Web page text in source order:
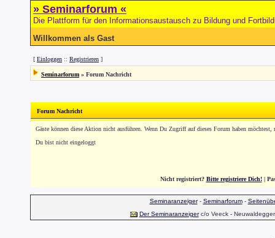
» Seminarforum «
Die Plattform für den Informationsaustausch zu Bildung und
Willkommen als Gast
[ Einloggen :: Registrieren ]
Seminarforum » Forum Nachricht
Forum Nachricht
Gäste können diese Aktion nicht ausführen. Wenn Du Zugriff auf dieses Forum haben
Du bist nicht eingeloggt
Nicht registriert? Bitte registriere Dich!|
Seminaranzeiger- Seminarforum-
Der Seminaranzeigerc/o Veeck -